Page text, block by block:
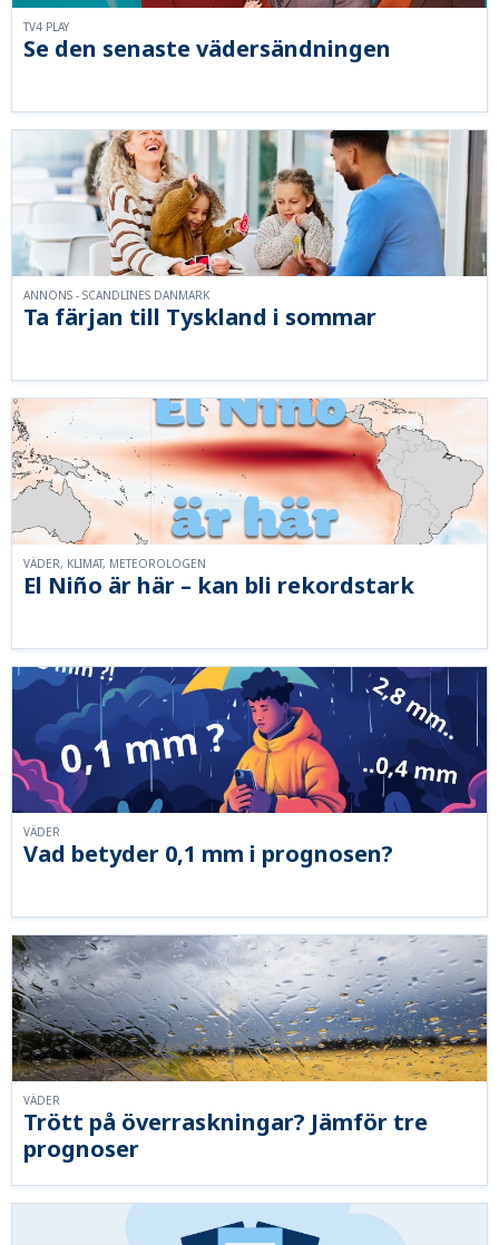
Se den senaste vädersändningen
TV4 PLAY
Ta färjan till Tyskland i sommar
ANNONS - SCANDLINES DANMARK
El Niño är här – kan bli rekordstark
VÄDER, KLIMAT, METEOROLOGEN
Vad betyder 0,1 mm i prognosen?
VÄDER
Trött på överraskningar? Jämför tre
prognoser
VÄDER